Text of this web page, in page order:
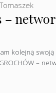
–
kolejną
–